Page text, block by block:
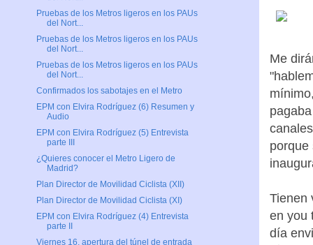
Me
Pruebas de los Metros ligeros en los PAUs
del Nort...
Pruebas de los Metros ligeros en los PAUs
del Nort...
Pruebas de los Metros ligeros en los PAUs
del Nort...
Confirmados los sabotajes en el Metro
EPM con Elvira Rodríguez (6) Resumen y
Audio
EPM con Elvira Rodríguez (5) Entrevista
parte III
¿Quieres conocer el Metro Ligero de
Madrid?
Plan Director de Movilidad Ciclista (XII)
Plan Director de Movilidad Ciclista (XI)
EPM con Elvira Rodríguez (4) Entrevista
parte II
Viernes 16, apertura del túnel de entrada